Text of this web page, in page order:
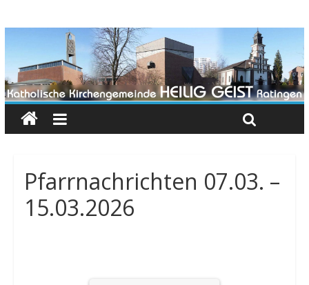
Pfarrnachrichten 07.03. –
15.03.2026